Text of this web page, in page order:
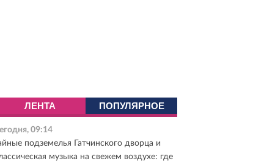
ЛЕНТА ПОПУЛЯРНОЕ
09:14
подземелья Гатчинского дворца и
музыка на свежем воздухе: где